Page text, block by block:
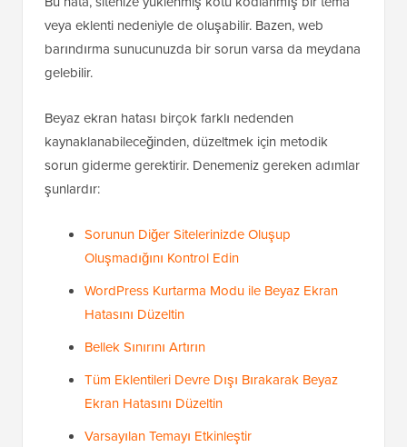
veya eklenti nedeniyle de oluşabilir. Bazen, web
barındırma sunucunuzda bir sorun varsa da meydana
gelebilir.
Beyaz ekran hatası birçok farklı nedenden
kaynaklanabileceğinden, düzeltmek için metodik
sorun giderme gerektirir. Denemeniz gereken adımlar
şunlardır:
Sorunun Diğer Sitelerinizde Oluşup
Oluşmadığını Kontrol Edin
WordPress Kurtarma Modu ile Beyaz Ekran
Hatasını Düzeltin
Bellek Sınırını Artırın
Tüm Eklentileri Devre Dışı Bırakarak Beyaz
Ekran Hatasını Düzeltin
Varsayılan Temayı Etkinleştir